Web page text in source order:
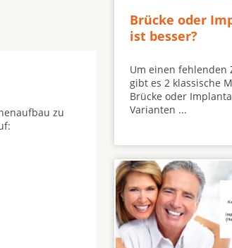
zu
Brücke oder
ist besser?
Um einen fehlenden
gibt es 2 klassische
Brücke oder
Varianten ...